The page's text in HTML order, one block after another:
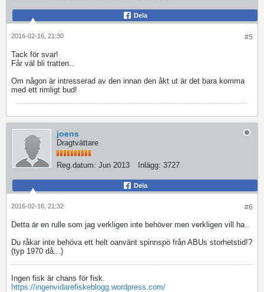
Dela
#5
2016-02-16, 21:30
Tack för svar!
Får väl bli tratten..
Om någon är intresserad av den innan den åkt ut är det bara komma
med ett rimligt bud!
joens
Dragtvättare
Reg.datum: Jun 2013 Inlägg: 3727
Dela
#6
2016-02-16, 21:32
Detta är en rulle som jag verkligen inte behöver men verkligen vill ha..
Du råkar inte behöva ett helt oanvänt spinnspö från ABUs storhetstid!?
(typ 1970 då...)
Ingen fisk är chans för fisk.
https://ingenvidarefiskeblogg.wordpress.com/